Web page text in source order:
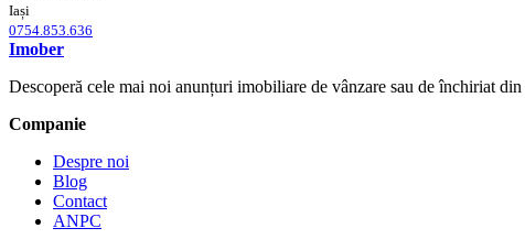
Iași
0754.853.636
Imober
Descoperă cele mai noi anunțuri imobiliare de vânzare sau de închiriat
Companie
Despre noi
Blog
Contact
ANPC